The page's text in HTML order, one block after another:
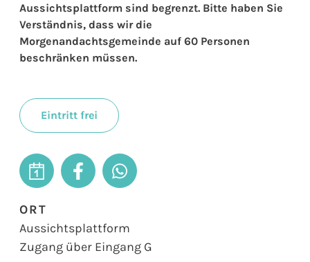
Aussichtsplattform sind begrenzt. Bitte haben Sie
Verständnis, dass wir die
Morgenandachtsgemeinde auf 60 Personen
beschränken müssen.
Eintritt frei
ORT
Aussichtsplattform
Zugang über Eingang G